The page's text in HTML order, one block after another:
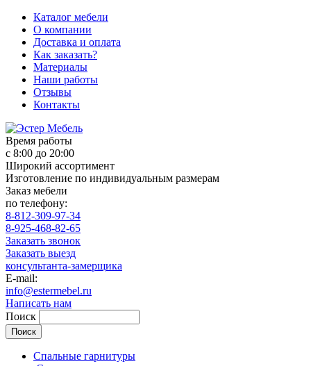
Каталог мебели
О компании
Доставка и оплата
Как заказать?
Материалы
Наши работы
Отзывы
Контакты
Время работы
с 8:00 до 20:00
Широкий ассортимент
Изготовление по индивидуальным размерам
Заказ мебели
по телефону:
8-812-309-97-34
8-925-468-82-65
Заказать звонок
Заказать выезд
консультанта-замерщика
E-mail:
info@estermebel.ru
Написать нам
Поиск
Спальные гарнитуры